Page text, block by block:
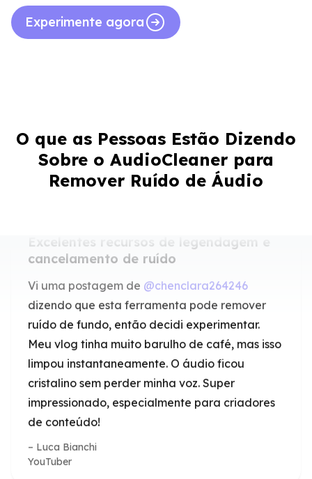
Experimente agora
O que as Pessoas Estão Dizendo
Sobre o AudioCleaner para
Remover Ruído de Áudio
Excelentes recursos de legendagem e
cancelamento de ruído
dizendo que esta ferramenta pode remover
ruído de fundo, então decidi experimentar.
Meu vlog tinha muito barulho de café, mas isso
limpou instantaneamente. O áudio ficou
cristalino sem perder minha voz. Super
impressionado, especialmente para criadores
de conteúdo!
Luca Bianchi
YouTuber